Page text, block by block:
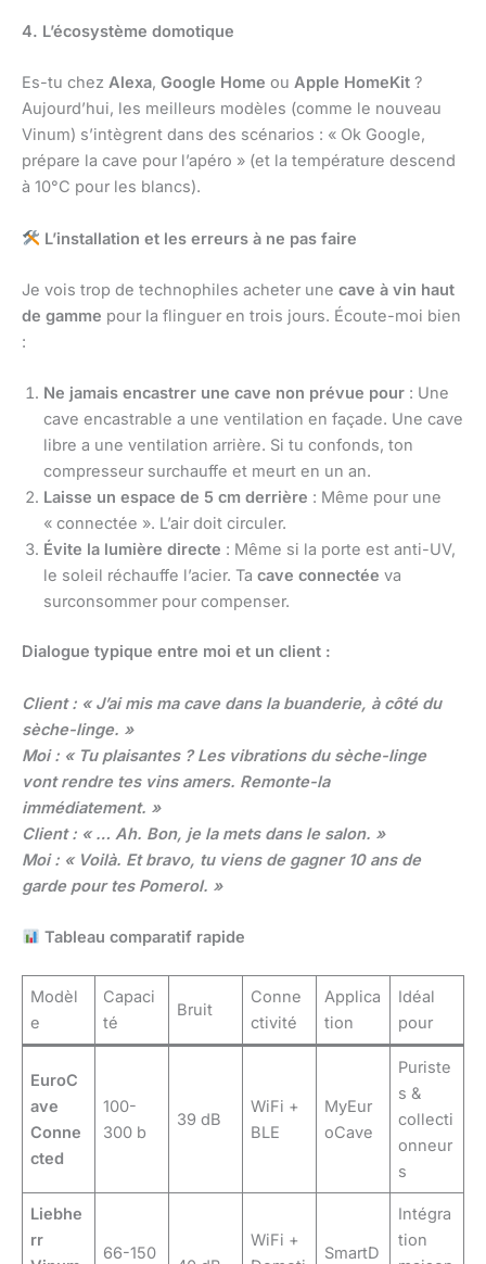
4. L’écosystème domotique
Es-tu chez Alexa, Google Home ou Apple HomeKit ?
Aujourd’hui, les meilleurs modèles (comme le nouveau
Vinum) s’intègrent dans des scénarios : « Ok Google,
prépare la cave pour l’apéro » (et la température descend
à 10°C pour les blancs).
L’installation et les erreurs à ne pas faire
Je vois trop de technophiles acheter une cave à vin haut
de gamme pour la flinguer en trois jours. Écoute-moi bien
:
Ne jamais encastrer une cave non prévue pour : Une
cave encastrable a une ventilation en façade. Une cave
libre a une ventilation arrière. Si tu confonds, ton
compresseur surchauffe et meurt en un an.
Laisse un espace de 5 cm derrière : Même pour une
« connectée ». L’air doit circuler.
Évite la lumière directe : Même si la porte est anti-UV,
le soleil réchauffe l’acier. Ta cave connectée va
surconsommer pour compenser.
Dialogue typique entre moi et un client :
Client : « J’ai mis ma cave dans la buanderie, à côté du
sèche-linge. »
Moi : « Tu plaisantes ? Les vibrations du sèche-linge
vont rendre tes vins amers. Remonte-la
immédiatement. »
Client : « … Ah. Bon, je la mets dans le salon. »
Moi : « Voilà. Et bravo, tu viens de gagner 10 ans de
garde pour tes Pomerol. »
Tableau comparatif rapide
Modèl
e
Capaci
té
Bruit
Conne
ctivité
Applica
tion
Idéal
pour
EuroC
ave
Conne
cted
100-
300 b
39 dB
WiFi +
BLE
MyEur
oCave
Puriste
s &
collecti
onneur
s
Liebhe
rr
66-150
WiFi +
SmartD
Intégra
tion